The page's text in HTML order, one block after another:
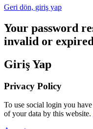
Geri dön, giriş yap
Your password
invalid or
Giriş Yap
Privacy Policy
To use social login you
of your data by this website.